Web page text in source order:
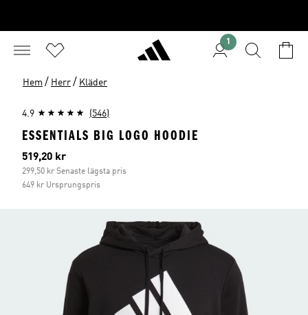
1
Hem / Herr / Kläder
4.9 (546)
ESSENTIALS BIG LOGO HOODIE
Aktuellt pris
519,20 kr
299,50 kr Senaste lägsta pris
649 kr Ursprungspris